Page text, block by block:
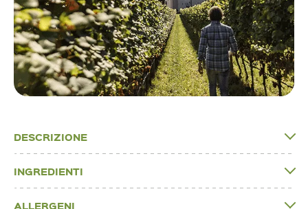
DESCRIZIONE
INGREDIENTI
ALLERGENI